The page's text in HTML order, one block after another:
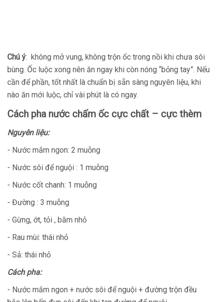
Chú ý: không mở vung, không trộn ốc trong nồi khi chưa sôi
bùng. Ốc luộc xong nên ăn ngay khi còn nóng “bỏng tay”. Nếu
cần để phần, tốt nhất là chuẩn bị sẵn sàng nguyên liệu, khi
nào ăn mới luộc, chỉ vài phút là có ngay.
Cách pha nước chấm ốc cực chất – cực thèm
Nguyên liệu:
- Nước mắm ngon: 2 muỗng
- Nước sôi để nguội : 1 muỗng
- Nước cốt chanh: 1 muỗng
- Đường : 3 muỗng
- Gừng, ớt, tỏi , bằm nhỏ
- Rau mùi: thái nhỏ
- Sả: thái nhỏ
Cách pha:
- Nước mắm ngon + nước sôi để nguội + đường trộn đều